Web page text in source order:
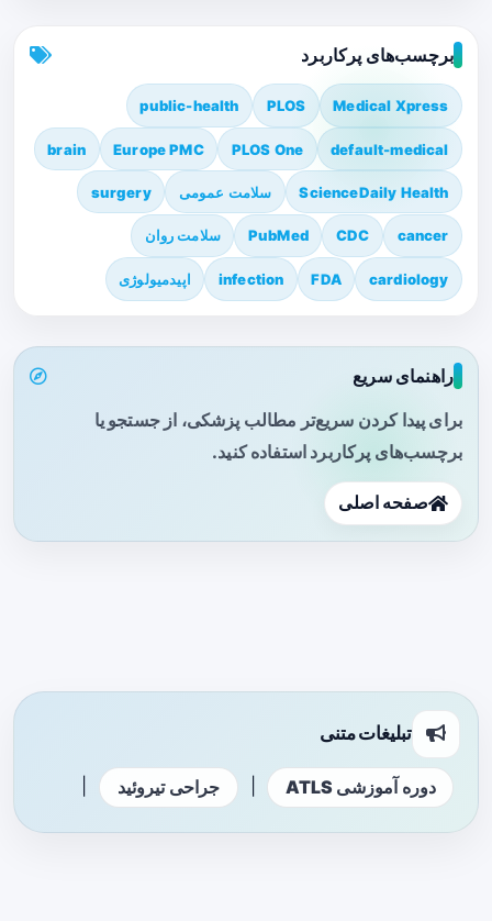
برچسب‌های پرکاربرد
Medical Xpress
PLOS
public-health
default-medical
PLOS One
Europe PMC
brain
ScienceDaily Health سلامت عمومی surgery
cancer
CDC
PubMed سلامت روان
cardiology
FDA
infection اپیدمیولوژی
راهنمای سریع
برای پیدا کردن سریع‌تر مطالب پزشکی، از جستجو یا
برچسب‌های پرکاربرد استفاده کنید.
صفحه اصلی
تبلیغات متنی
دوره آموزشی ATLS جراحی تیروئید